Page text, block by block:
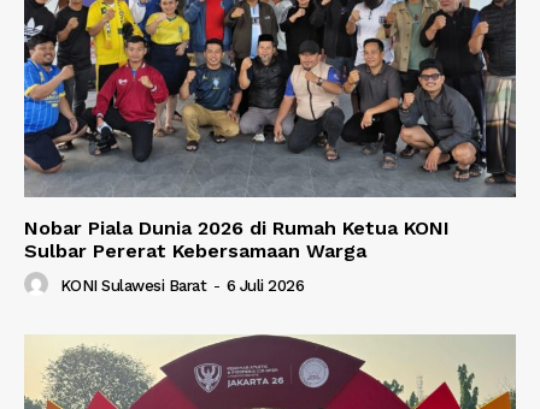
Nobar Piala Dunia 2026 di Rumah Ketua KONI
Sulbar Pererat Kebersamaan Warga
KONI Sulawesi Barat - 6 Juli 2026